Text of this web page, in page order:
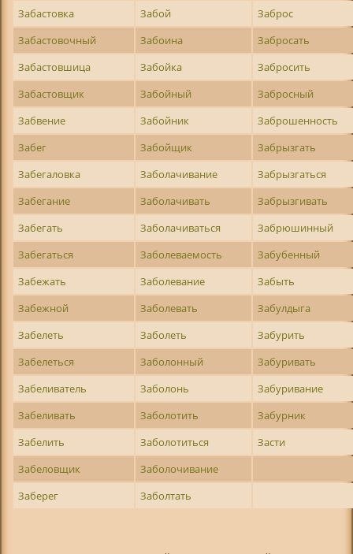
Забастовка
Забой
Заброс
Забастовочный
Забоина
Забросать
Забастовшица
Забойка
Забросить
Забастовщик
Забойный
Забросный
Забвение
Забойник
Заброшенность
Забег
Забойщик
Забрызгать
Забегаловка
Заболачивание
Забрызгаться
Забегание
Заболачивать
Забрызгивать
Забегать
Заболачиваться
Забрюшинный
Забегаться
Заболеваемость
Забубенный
Забежать
Заболевание
Забыть
Забежной
Заболевать
Забулдыга
Забелеть
Заболеть
Забурить
Забелеться
Заболонный
Забуривать
Забеливатель
Заболонь
Забуривание
Забеливать
Заболотить
Забурник
Забелить
Заболотиться
Засти
Забеловщик
Заболочивание
Заберег
Заболтать